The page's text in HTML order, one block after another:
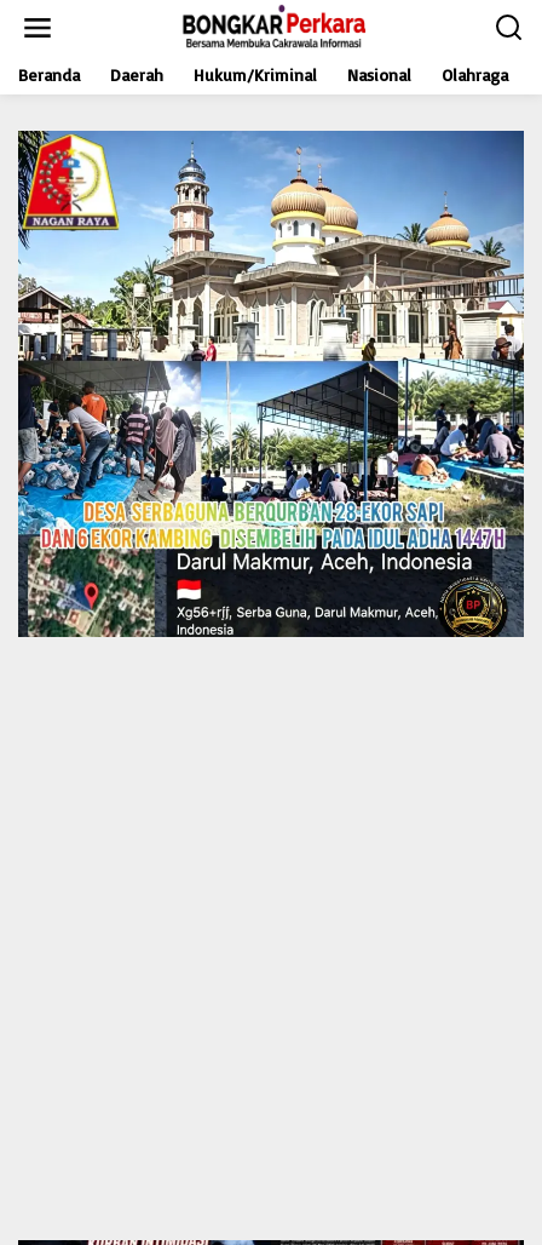
t
Beranda Daerah Hukum/Kriminal Nasional Olahraga